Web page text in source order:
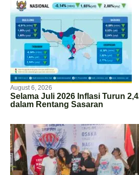
August 6, 2026
Selama Juli 2026 Inflasi Turun
dalam Rentang Sasaran